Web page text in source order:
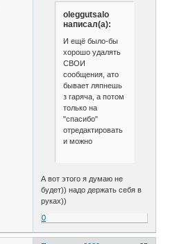
oleggutsalo
написал(а):
И ещё было-бы
хорошо удалять
СВОИ
сообщения, ато
бывает ляпнешь
з гаряча, а потом
только на
"спасибо"
отредактировать
и можно
А вот этого я думаю не
будет)) надо держать себя в
руках))
0